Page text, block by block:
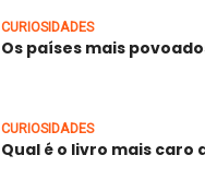
CURIOSIDADES
Os países mais
CURIOSIDADES
Qual é o livro mais caro